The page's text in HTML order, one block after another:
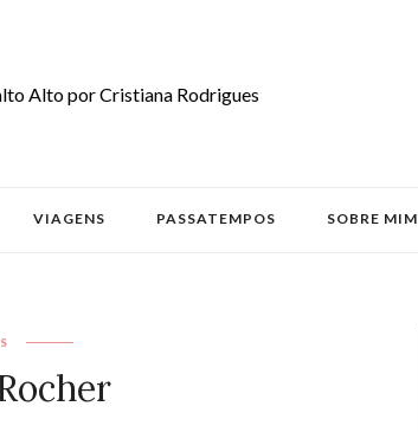
VIAGENS PASSATEMPOS SOBRE MIM